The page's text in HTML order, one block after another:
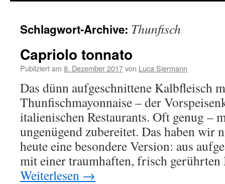
Schlagwort-Archive: Thunfisch
Capriolo tonnato
Publiziert am 8. Dezember 2017von Luca Siermann
Das dünn aufgeschnittene Kalbfleisch
Thunfischmayonnaise – der
italienischen Restaurants. Oft genug –
ungenügend zubereitet. Das haben wir
heute eine besondere Version: aus
mit einer traumhaften, frisch
Weiterlesen →